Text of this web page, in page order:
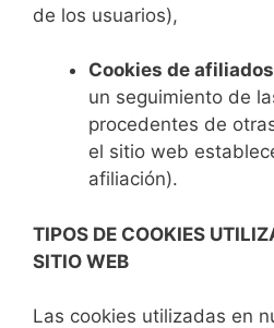
de los usuarios),
Cookies de afiliados
un seguimiento de
procedentes de
el sitio web
afiliación).
TIPOS DE COOKIES
SITIO WEB
Las cookies utilizadas en